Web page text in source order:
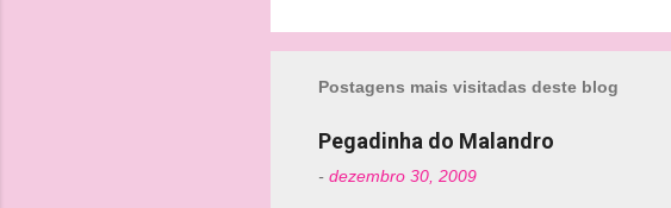
m
e
t
á
Postagens mais visitadas deste blog
Pegadinha do Malandro
- dezembro 30, 2009